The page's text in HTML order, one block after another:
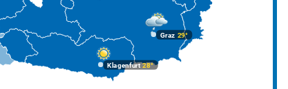
Graz 29°
Klagenfurt28°